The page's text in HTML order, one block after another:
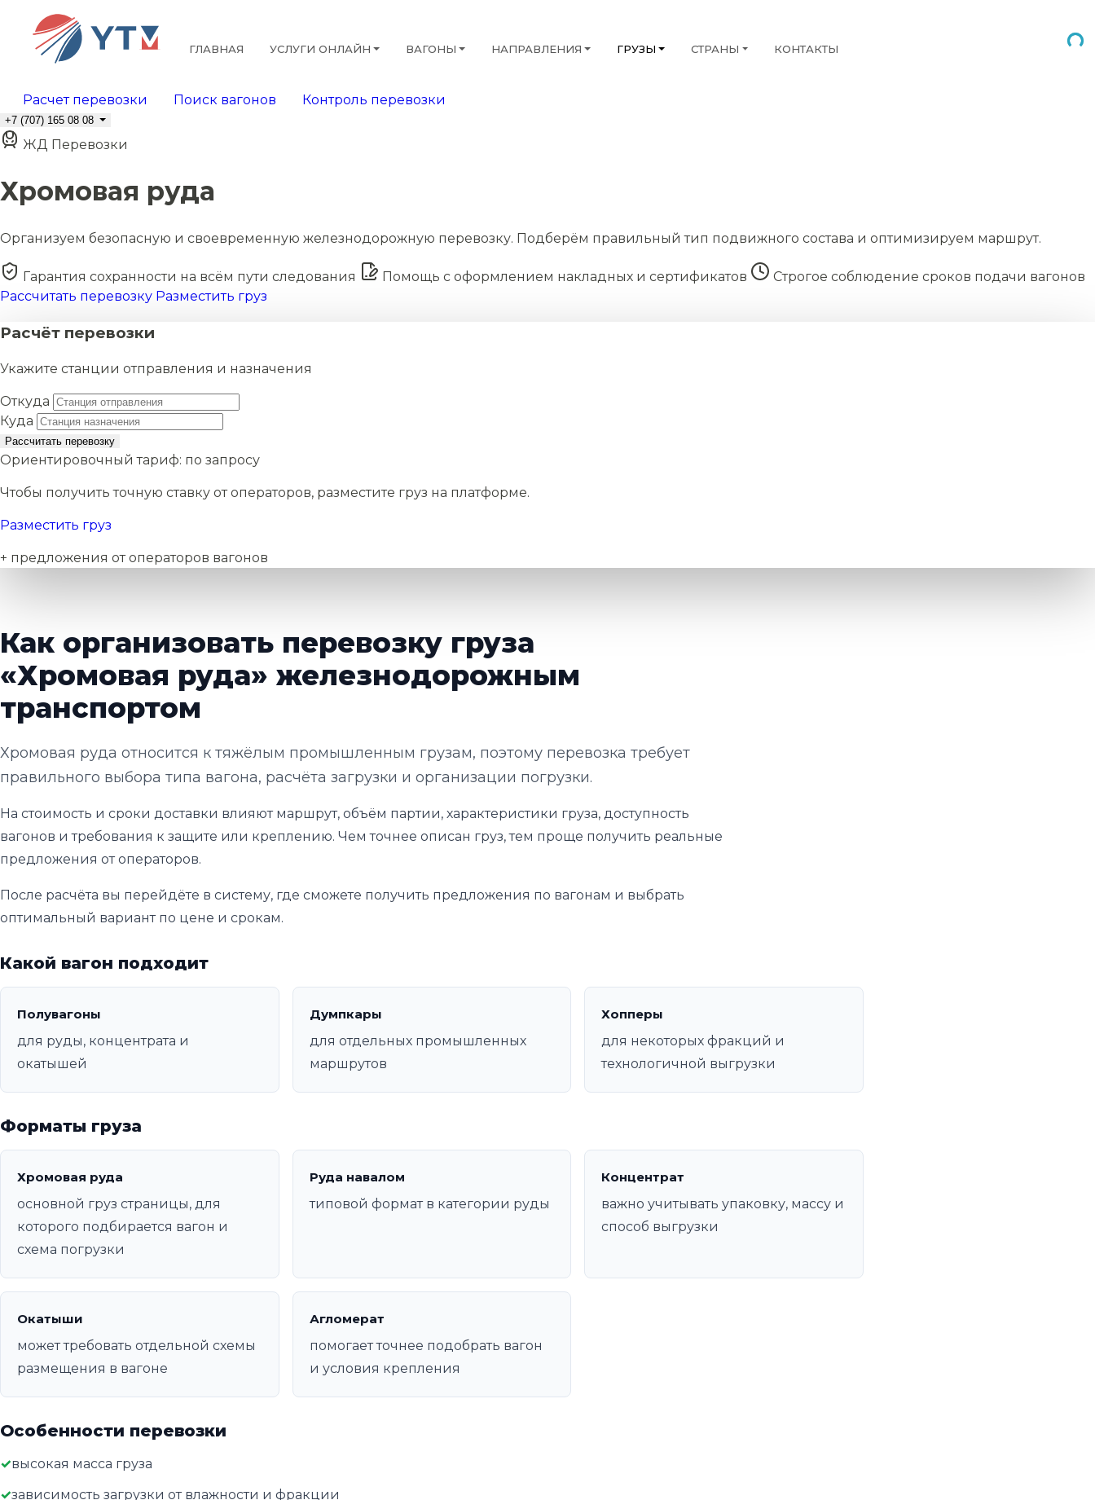
ГЛАВНАЯ УСЛУГИ ОНЛАЙН ВАГОНЫ НАПРАВЛЕНИЯ ГРУЗЫ СТРАНЫ КОНТАКТЫ
Расчет перевозки Поиск вагонов Контроль перевозки
+7 (707) 165 08 08
ЖД Перевозки
Хромовая руда
Организуем безопасную и своевременную железнодорожную перевозку. Подберём правильный тип подвижного состава и оптимизируем маршрут.
Гарантия сохранности на всём пути следования Помощь с оформлением накладных и сертификатов
Строгое соблюдение сроков подачи вагонов
Рассчитать перевозку Разместить груз
Расчёт перевозки
Укажите станции отправления и назначения
Откуда
Куда
Рассчитать перевозку
Ориентировочный тариф: по запросу
Чтобы получить точную ставку от операторов, разместите груз на платформе.
Разместить груз
+ предложения от операторов вагонов
Как организовать перевозку груза
«Хромовая руда» железнодорожным
транспортом
Хромовая руда относится к тяжёлым промышленным грузам, поэтому перевозка требует
правильного выбора типа вагона, расчёта загрузки и организации погрузки.
На стоимость и сроки доставки влияют маршрут, объём партии, характеристики груза, доступность
вагонов и требования к защите или креплению. Чем точнее описан груз, тем проще получить реальные
предложения от операторов.
После расчёта вы перейдёте в систему, где сможете получить предложения по вагонам и выбрать
оптимальный вариант по цене и срокам.
Какой вагон подходит
Полувагоны
для руды, концентрата и
окатышей
Думпкары
для отдельных промышленных
маршрутов
Хопперы
для некоторых фракций и
технологичной выгрузки
Форматы груза
Хромовая руда
основной груз страницы, для
которого подбирается вагон и
схема погрузки
Руда навалом
типовой формат в категории руды
Концентрат
важно учитывать упаковку, массу и
способ выгрузки
Окатыши
может требовать отдельной схемы
размещения в вагоне
Агломерат
помогает точнее подобрать вагон
и условия крепления
Особенности перевозки
высокая масса груза
зависимость загрузки от влажности и фракции